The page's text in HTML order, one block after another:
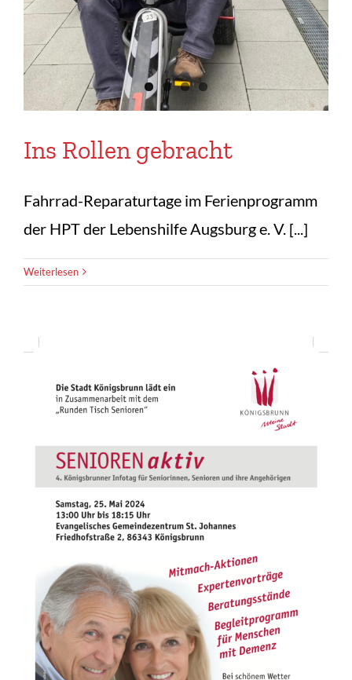
Ins Rollen gebracht
Fahrrad-Reparaturtage im Ferienprogramm
der HPT der Lebenshilfe Augsburg e. V. [...]
Weiterlesen